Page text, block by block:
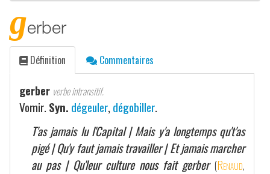
gerber
Définition Commentaires
gerber verbe intransitif.
Vomir. Syn. dégeuler, dégobiller.
T'as jamais lu l'Capital | Mais y'a longtemps qu't'as
pigé | Qu'y faut jamais travailler | Et jamais marcher
au pas | Qu'leur culture nous fait gerber (Renaud,